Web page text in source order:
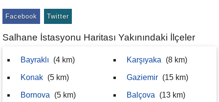
Facebook Twitter
Salhane İstasyonu Haritası Yakınındaki İlçeler
Bayraklı (4 km)
Konak (5 km)
Bornova (5 km)
Karşıyaka (8 km)
Gaziemir (15 km)
Balçova (13 km)